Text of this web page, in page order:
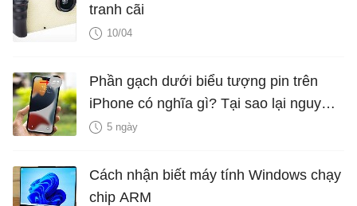
tranh cãi
10/04
Phần gạch dưới biểu tượng pin trên
iPhone có nghĩa gì? Tại sao lại nguy
hiểm?
5 ngày
Cách nhận biết máy tính Windows chạy
chip ARM